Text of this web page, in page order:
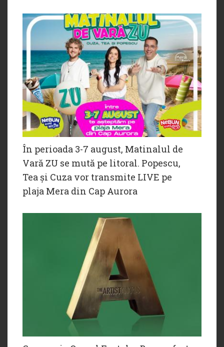
În perioada 3-7 august, Matinalul de
Vară ZU se mută pe litoral. Popescu,
Tea și Cuza vor transmite LIVE pe
plaja Mera din Cap Aurora